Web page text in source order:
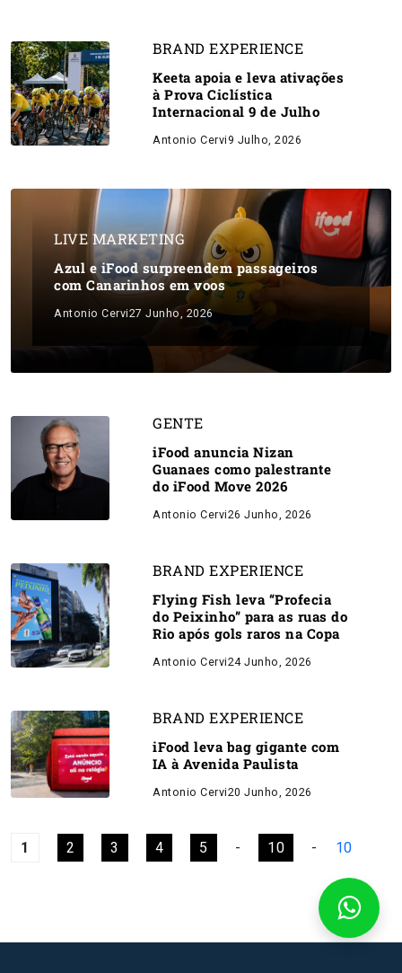
BRAND EXPERIENCE
Keeta apoia e leva ativações
à Prova Ciclística
Internacional 9 de Julho
Antonio Cervi 9 Julho, 2026
LIVE MARKETING
Azul e iFood surpreendem passageiros
com Canarinhos em voos
Antonio Cervi27 Junho, 2026
GENTE
iFood anuncia Nizan
Guanaes como palestrante
do iFood Move 2026
Antonio Cervi26 Junho, 2026
BRAND EXPERIENCE
Flying Fish leva “Profecia
do Peixinho” para as ruas do
Rio após gols raros na Copa
Antonio Cervi24 Junho, 2026
BRAND EXPERIENCE
iFood leva bag gigante com
IA à Avenida Paulista
Antonio Cervi20 Junho, 2026
1 2 3 4 5 - 10 - 10